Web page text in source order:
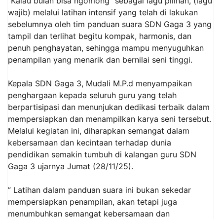
wajib) melalui latihan intensif yang telah di lakukan
sebelumnya oleh tim panduan suara SDN Gaga 3 yang
tampil dan terlihat begitu kompak, harmonis, dan
penuh penghayatan, sehingga mampu menyuguhkan
penampilan yang menarik dan bernilai seni tinggi.
Kepala SDN Gaga 3, Mudali M.P.d menyampaikan
penghargaan kepada seluruh guru yang telah
berpartisipasi dan menunjukan dedikasi terbaik dalam
mempersiapkan dan menampilkan karya seni tersebut.
Melalui kegiatan ini, diharapkan semangat dalam
kebersamaan dan kecintaan terhadap dunia
pendidikan semakin tumbuh di kalangan guru SDN
Gaga 3 ujarnya Jumat (28/11/25).
” Latihan dalam panduan suara ini bukan sekedar
mempersiapkan penampilan, akan tetapi juga
menumbuhkan semangat kebersamaan dan